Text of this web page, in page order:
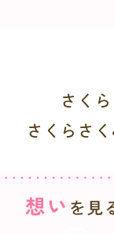
さく
さくらさ